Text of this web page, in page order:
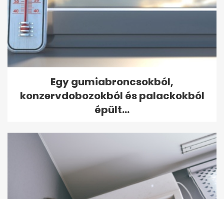
Egy gumiabroncsokból,
konzervdobozokból és palackokból
épült...